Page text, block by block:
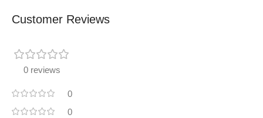
Customer Reviews
0 reviews
0
0